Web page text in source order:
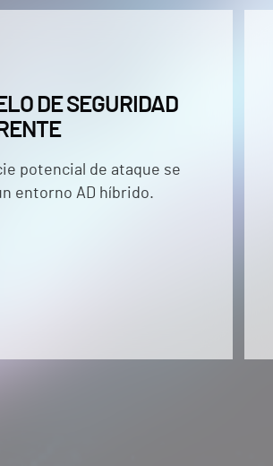
DE SEGURIDAD
potencial de ataque se
entorno AD híbrido.